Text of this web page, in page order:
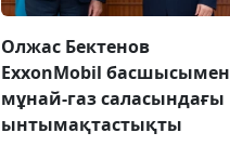
Олжас Бектенов
ExxonMobil басшысымен
мұнай-газ саласындағы
ынтымақтастықты